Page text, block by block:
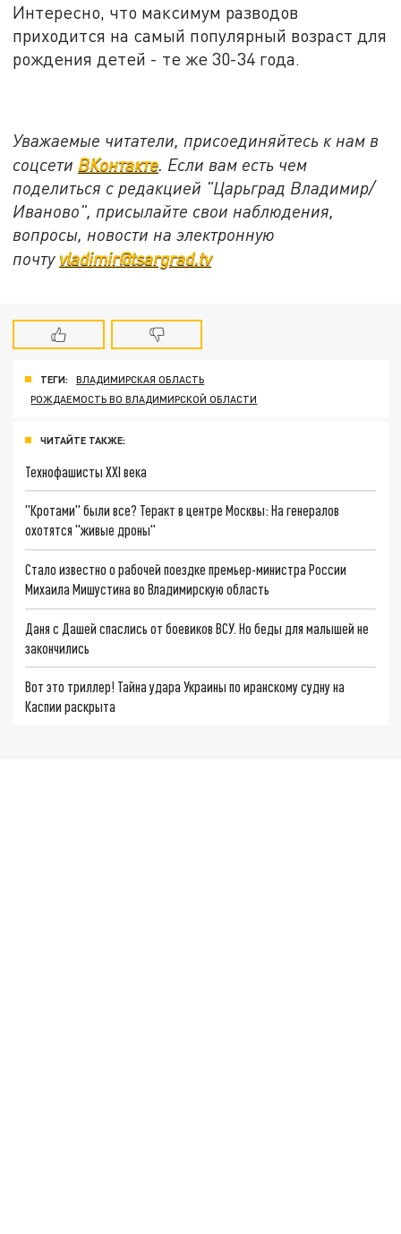
Интересно, что максимум разводов
приходится на самый популярный возраст для
рождения детей - те же 30-34 года.
Уважаемые читатели, присоединяйтесь к нам в
соцсети ВКонтакте. Если вам есть чем
поделиться с редакцией "Царьград Владимир/
Иваново", присылайте свои наблюдения,
вопросы, новости на электронную
почту vladimir@tsargrad.tv
ТЕГИ:
ВЛАДИМИРСКАЯ ОБЛАСТЬ
РОЖДАЕМОСТЬ ВО ВЛАДИМИРСКОЙ ОБЛАСТИ
ЧИТАЙТЕ ТАКЖЕ:
Технофашисты XXI века
"Кротами" были все? Теракт в центре Москвы: На генералов
охотятся "живые дроны"
Стало известно о рабочей поездке премьер-министра России
Михаила Мишустина во Владимирскую область
Даня с Дашей спаслись от боевиков ВСУ. Но беды для малышей не
закончились
Вот это триллер! Тайна удара Украины по иранскому судну на
Каспии раскрыта